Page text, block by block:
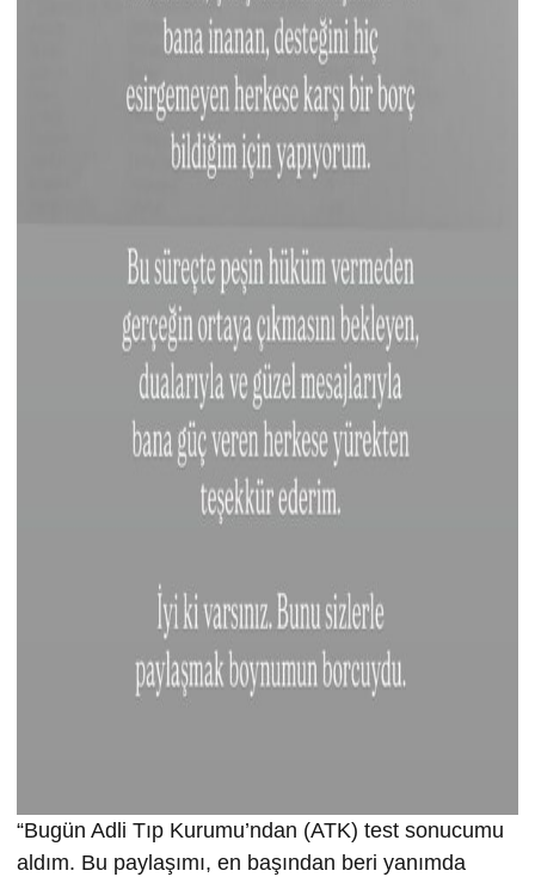
“Bugün Adli Tıp Kurumu’ndan (ATK) test sonucumu
aldım. Bu paylaşımı, en başından beri yanımda